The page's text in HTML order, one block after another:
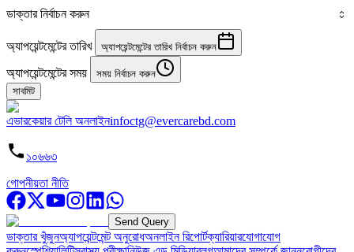
ডাক্তার নির্বাচন করুন
অ্যাপয়েন্টমেন্টের তারিখ অ্যাপয়েন্টমেন্টের তারিখ নির্বাচন করুন
অ্যাপয়েন্টমেন্টের সময়
সময় নির্বাচন করুন
সাবমিট
এভারকেয়ার টেলি অনলাইনinfoctg@evercarebd.com
১০৬৬৩
গোপনীয়তা নীতি
Send Query
ডাক্তার খুঁজুনঅ্যাপয়েন্টমেন্ট অনুরোধঅনলাইন রিপোর্টক্যারিয়ারযোগাযোগ